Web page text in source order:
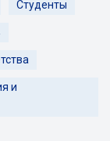
Студенты
и